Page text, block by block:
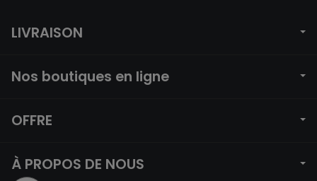
LIVRAISON
Nos boutiques en ligne
OFFRE
À PROPOS DE NOUS